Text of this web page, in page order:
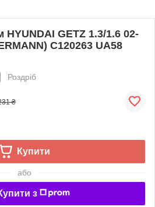
GETZ 1.3/1.6 02-
C120263 UA58
Роздріб
₴
Купити
або
з